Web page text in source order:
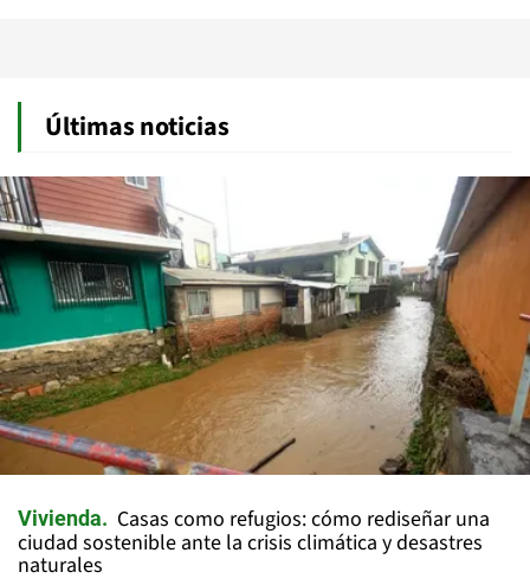
Últimas noticias
Vivienda
Casas como refugios: cómo rediseñar una
ciudad sostenible ante la crisis climática y desastres
naturales